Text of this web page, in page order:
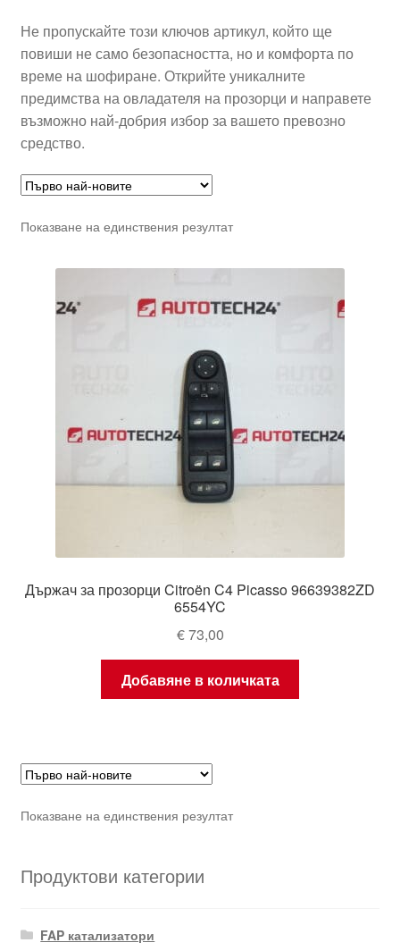
Не пропускайте този ключов артикул, който ще
повиши не само безопасността, но и комфорта по
време на шофиране. Открийте уникалните
предимства на овладателя на прозорци и направете
възможно най-добрия избор за вашето превозно
средство.
Показване на единствения резултат
Държач за прозорци Citroën C4 Picasso 96639382ZD
6554YC
€73,00
Добавяне в количката
Показване на единствения резултат
Продуктови категории
FAP катализатори